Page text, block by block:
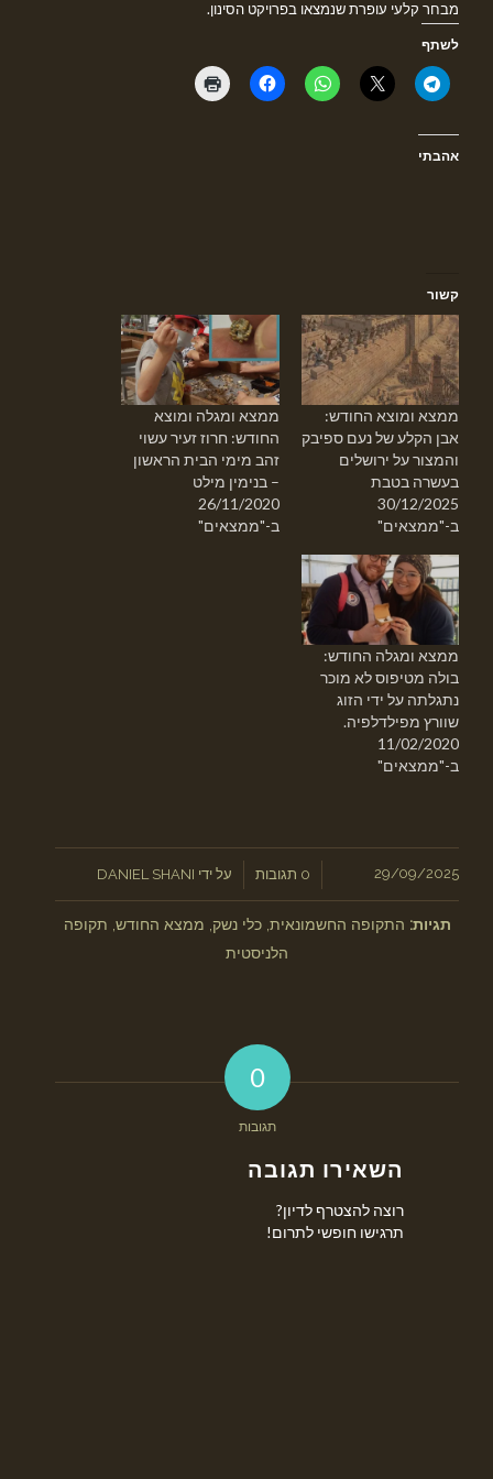
מבחר קלעי עופרת שנמצאו בפרויקט הסינון.
לשתף
אהבתי
קשור
ממצא ומוצא החודש:
אבן הקלע של נעם ספיבק
והמצור על ירושלים
בעשרה בטבת
30/12/2025
ב-"ממצאים"
ממצא ומגלה ומוצא
החודש: חרוז זעיר עשוי
זהב מימי הבית הראשון
– בנימין מילט
26/11/2020
ב-"ממצאים"
ממצא ומגלה החודש:
בולה מטיפוס לא מוכר
נתגלתה על ידי הזוג
שוורץ מפילדלפיה.
11/02/2020
ב-"ממצאים"
29/09/2025
/ 0 תגובות על ידי DANIEL SHANI
תגיות: התקופה החשמונאית ,כלי נשק ממצא החודש תקופה
הלניסטית
0
תגובות
השאירו תגובה
רוצה להצטרף לדיון?
תרגישו חופשי לתרום!